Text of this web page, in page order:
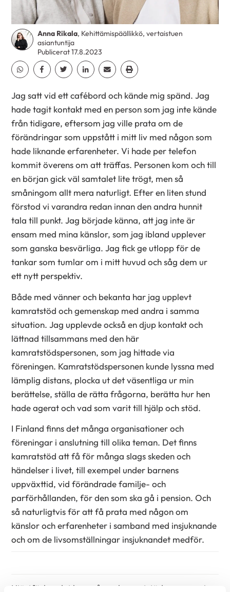
Anna Rikala, Kehittämispäällikkö, vertaistuen
asiantuntija
Publicerat 17.8.2023
Dela Whatsapp
Dela Facebook
Dela TwitterDela LinkedinDela EmailDela Print
Jag satt vid ett cafébord och kände mig spänd. Jag
hade tagit kontakt med en person som jag inte kände
från tidigare, eftersom jag ville prata om de
förändringar som uppstått i mitt liv med någon som
hade liknande erfarenheter. Vi hade per telefon
kommit överens om att träffas. Personen kom och till
en början gick väl samtalet lite trögt, men så
småningom allt mera naturligt. Efter en liten stund
förstod vi varandra redan innan den andra hunnit
tala till punkt. Jag började känna, att jag inte är
ensam med mina känslor, som jag ibland upplever
som ganska besvärliga. Jag fick ge utlopp för de
tankar som tumlar om i mitt huvud och såg dem ur
ett nytt perspektiv.
Både med vänner och bekanta har jag upplevt
kamratstöd och gemenskap med andra i samma
situation. Jag upplevde också en djup kontakt och
lättnad tillsammans med den här
kamratstödspersonen, som jag hittade via
föreningen. Kamratstödspersonen kunde lyssna med
lämplig distans, plocka ut det väsentliga ur min
berättelse, ställa de rätta frågorna, berätta hur hen
hade agerat och vad som varit till hjälp och stöd.
I Finland finns det många organisationer och
föreningar i anslutning till olika teman. Det finns
kamratstöd att få för många slags skeden och
händelser i livet, till exempel under barnens
uppväxttid, vid förändrade familje- och
parförhållanden, för den som ska gå i pension. Och
så naturligtvis för att få prata med någon om
känslor och erfarenheter i samband med insjuknande
och om de livsomställningar insjuknandet medför.
Hjärtförbundet har många kamratstödspersoner i